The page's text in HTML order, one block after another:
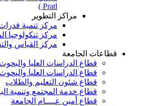
Pratl )
مراكز التطوير
مركز تنمية
مركز تنكولوجيا
مركز القياس
قطاعات الجامعة
قطاع الدراسات العليا والبحوث
قطاع الدراسات العليا والبحوث
قطاع شئون التعليم والطلاب
قطاع خدمة المجتمع وتنمية
قطاع أمين عــــام الجامعة